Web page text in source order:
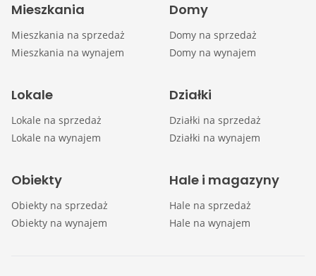
Mieszkania
Mieszkania na sprzedaż
Mieszkania na wynajem
Domy
Domy na sprzedaż
Domy na wynajem
Lokale
Lokale na sprzedaż
Lokale na wynajem
Działki
Działki na sprzedaż
Działki na wynajem
Obiekty
Obiekty na sprzedaż
Obiekty na wynajem
Hale i magazyny
Hale na sprzedaż
Hale na wynajem